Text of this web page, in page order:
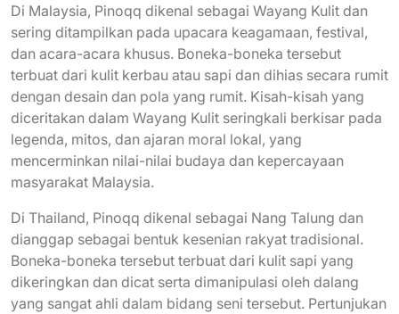
Di Malaysia, Pinoqq dikenal sebagai Wayang Kulit dan
sering ditampilkan pada upacara keagamaan, festival,
dan acara-acara khusus. Boneka-boneka tersebut
terbuat dari kulit kerbau atau sapi dan dihias secara rumit
dengan desain dan pola yang rumit. Kisah-kisah yang
diceritakan dalam Wayang Kulit seringkali berkisar pada
legenda, mitos, dan ajaran moral lokal, yang
mencerminkan nilai-nilai budaya dan kepercayaan
masyarakat Malaysia.
Di Thailand, Pinoqq dikenal sebagai Nang Talung dan
dianggap sebagai bentuk kesenian rakyat tradisional.
Boneka-boneka tersebut terbuat dari kulit sapi yang
dikeringkan dan dicat serta dimanipulasi oleh dalang
yang sangat ahli dalam bidang seni tersebut. Pertunjukan